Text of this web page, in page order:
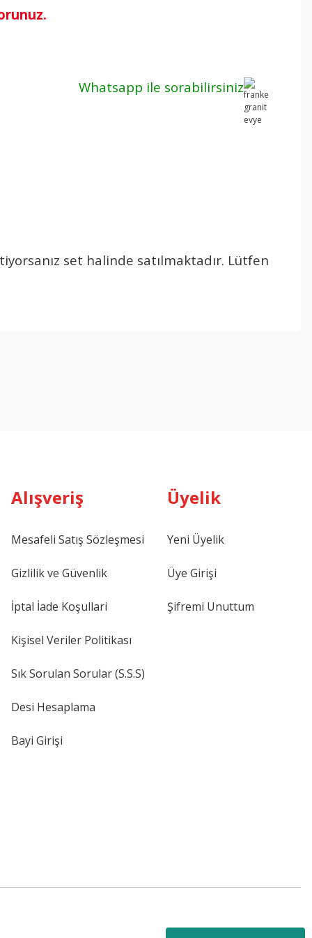
Whatsapp ile sorabilirsiniz
set halinde satılmaktadır. Lütfen
Alışveriş
Mesafeli Satış Sözleşmesi
Gizlilik ve Güvenlik
İptal İade Koşullari
Kişisel Veriler Politikası
Sık Sorulan Sorular (S.S.S)
Desi Hesaplama
Bayi Girişi
Üyelik
Yeni Üyelik
Üye Girişi
Şifremi Unuttum